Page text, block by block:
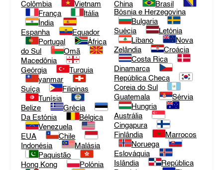
Colômbia
Vietnam
França
Itália
Índia
Espanha
Equador
Portugal
África
do Sul
Omã
Macedônia
Geórgia
Turquia
yanmar
Suíça
Filipinas
Tunísia
Belize
Grécia
Da Estónia
Bélgica
Venezuela
EUA
Chile
Indonésia
Malásia
Paquistão
Hong Kong
Polónia
China
Brasil
Bósnia e Herzegovina
Bulgaria
Suécia
Letónia
Líbano
Nova
Zelândia
Croácia
Costa Rica
Dinamarca
República Checa
Coreia do Sul
Guatemala
Sérvia
Hungria
Austrália
Cingapura
Finlândia
Marrocos
Noruega
Eslováquia
Islândia
República